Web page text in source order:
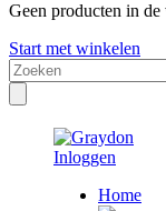
Geen producten in
Start met winkelen
Inloggen
Home